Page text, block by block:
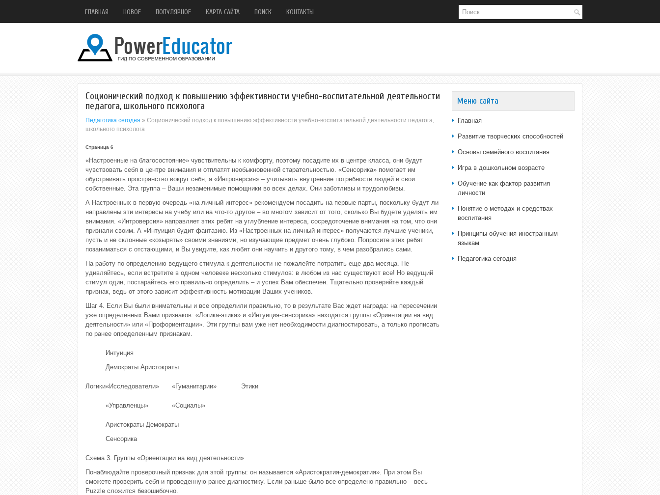
ГЛАВНАЯ НОВОЕ ПОПУЛЯРНОЕ КАРТА САЙТА ПОИСК КОНТАКТЫ
Соционический подход к повышению эффективности учебно-воспитательной деятельности
педагога, школьного психолога
Педагогика сегодня » Соционический подход к повышению эффективности учебно-воспитательной деятельности педагога,
школьного психолога
Страница 6
«Настроенные на благосостояние» чувствительны к комфорту, поэтому посадите их в центре класса, они будут
чувствовать себя в центре внимания и отплатят необыкновенной старательностью. «Сенсорика» помогает им
обустраивать пространство вокруг себя, а «Интроверсия» – учитывать внутренние потребности людей и свои
собственные. Эта группа – Ваши незаменимые помощники во всех делах. Они заботливы и трудолюбивы.
А Настроенных в первую очередь «на личный интерес» рекомендуем посадить на первые парты, поскольку будут ли
направлены эти интересы на учебу или на что-то другое – во многом зависит от того, сколько Вы будете уделять им
внимания. «Интроверсия» направляет этих ребят на углубление интереса, сосредоточение внимания на том, что они
признали своим. А «Интуиция будит фантазию. Из «Настроенных на личный интерес» получаются лучшие ученики,
пусть и не склонные «козырять» своими знаниями, но изучающие предмет очень глубоко. Попросите этих ребят
позаниматься с отстающими, и Вы увидите, как любят они научить и другого тому, в чем разобрались сами.
На работу по определению ведущего стимула к деятельности не пожалейте потратить еще два месяца. Не
удивляйтесь, если встретите в одном человеке несколько стимулов: в любом из нас существуют все! Но ведущий
стимул один, постарайтесь его правильно определить – и успех Вам обеспечен. Тщательно проверяйте каждый
признак, ведь от этого зависит эффективность мотивации Ваших учеников.
Шаг 4. Если Вы были внимательны и все определили правильно, то в результате Вас ждет награда: на пересечении
уже определенных Вами признаков: «Логика-этика» и «Интуиция-сенсорика» находятся группы «Ориентации на вид
деятельности» или «Профориентации». Эти группы вам уже нет необходимости диагностировать, а только прописать
по ранее определенным признакам.
Интуиция
Демократы Аристократы
Логики«Исследователи» «Гуманитарии» Этики
«Управленцы» «Социалы»
Аристократы Демократы
Сенсорика
Схема 3. Группы «Ориентации на вид деятельности»
Понаблюдайте проверочный признак для этой группы: он называется «Аристократия-демократия». При этом Вы
сможете проверить себя и проведенную ранее диагностику. Если раньше было все определено правильно – весь
Puzzle сложится безошибочно.
Меню сайта
Главная
Развитие творческих способностей
Основы семейного воспитания
Игра в дошкольном возрасте
Обучение как фактор развития
личности
Понятие о методах и средствах
воспитания
Принципы обучения иностранным
языкам
Педагогика сегодня